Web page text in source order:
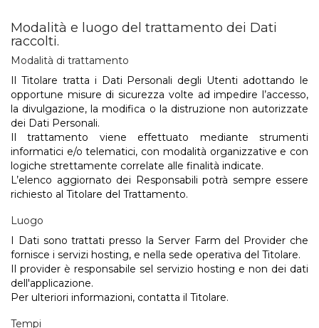
Modalità e luogo del trattamento dei Dati
raccolti.
Modalità di trattamento
Il Titolare tratta i Dati Personali degli Utenti adottando le
opportune misure di sicurezza volte ad impedire l’accesso,
la divulgazione, la modifica o la distruzione non autorizzate
dei Dati Personali.
Il trattamento viene effettuato mediante strumenti
informatici e/o telematici, con modalità organizzative e con
logiche strettamente correlate alle finalità indicate.
L’elenco aggiornato dei Responsabili potrà sempre essere
richiesto al Titolare del Trattamento.
Luogo
I Dati sono trattati presso la Server Farm del Provider che
fornisce i servizi hosting, e nella sede operativa del Titolare.
Il provider è responsabile sel servizio hosting e non dei dati
dell'applicazione.
Per ulteriori informazioni, contatta il Titolare.
Tempi